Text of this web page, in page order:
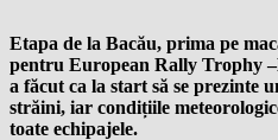
Etapa de la Bacău, prima pe
pentru European Rally Trophy
a făcut ca la start să se prezinte
străini, iar condițiile
toate echipajele.